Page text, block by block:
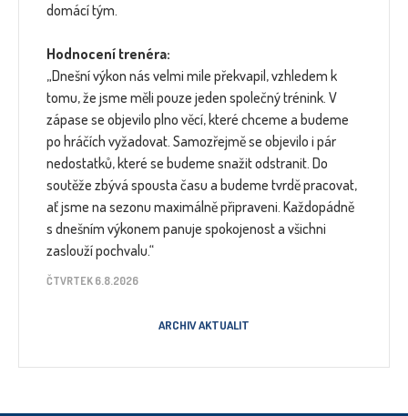
domácí tým.
Hodnocení trenéra:
„Dnešní výkon nás velmi mile překvapil, vzhledem k
tomu, že jsme měli pouze jeden společný trénink. V
zápase se objevilo plno věcí, které chceme a budeme
po hráčích vyžadovat. Samozřejmě se objevilo i pár
nedostatků, které se budeme snažit odstranit. Do
soutěže zbývá spousta času a budeme tvrdě pracovat,
ať jsme na sezonu maximálně připraveni. Každopádně
s dnešním výkonem panuje spokojenost a všichni
zaslouží pochvalu.“
ČTVRTEK 6.8.2026
ARCHIV AKTUALIT